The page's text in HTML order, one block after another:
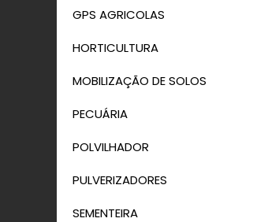
GPS AGRICOLAS
HORTICULTURA
MOBILIZAÇÃO DE SOLOS
PECUÁRIA
POLVILHADOR
PULVERIZADORES
SEMENTEIRA